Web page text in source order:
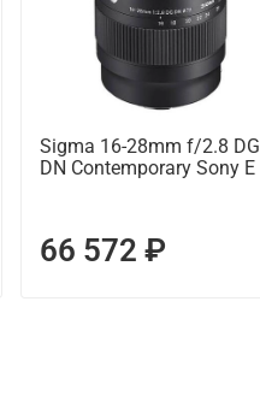
Sigma 16-28mm f/2.8 DG
DN Contemporary Sony E
66 572 ₽